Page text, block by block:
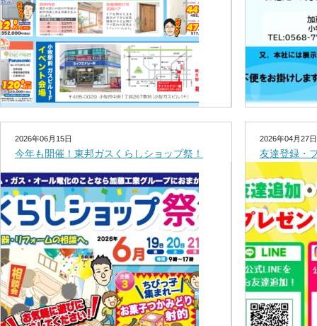
2026年06月15日
今年も開催！東邦ガスくらしショップ祭！
2026年04月27日
友達登録・